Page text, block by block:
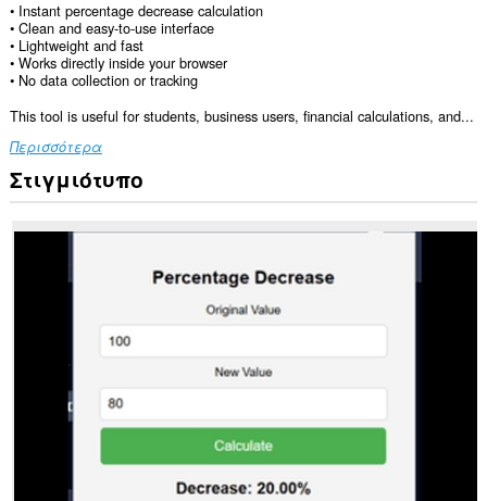
• Instant percentage decrease calculation
• Clean and easy-to-use interface
• Lightweight and fast
• Works directly inside your browser
• No data collection or tracking
This tool is useful for students, business users, financial calculations, and...
Περισσότερα
Στιγμιότυπο